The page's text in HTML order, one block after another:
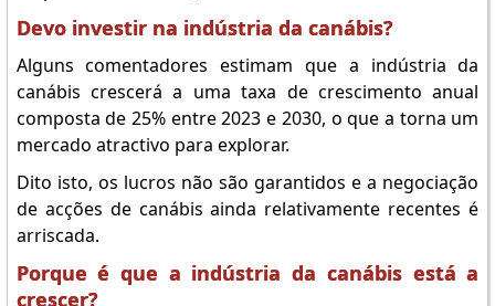
Devo investir na indústria da canábis?
Alguns comentadores estimam que a indústria da
canábis crescerá a uma taxa de crescimento anual
composta de 25% entre 2023 e 2030, o que a torna um
mercado atractivo para explorar.
Dito isto, os lucros não são garantidos e a negociação
de acções de canábis ainda relativamente recentes é
arriscada.
Porque é que a indústria da canábis está a
crescer?